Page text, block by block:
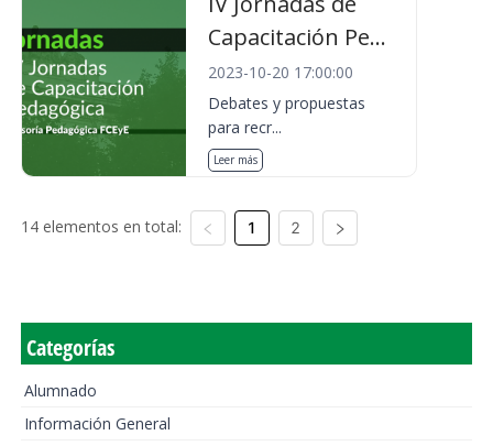
Capacitación Pe...
2023-10-20 17:00:00
Debates y propuestas
para recr...
Leer más
14 elementos en total: 1 2
Categorías
Alumnado
Información General